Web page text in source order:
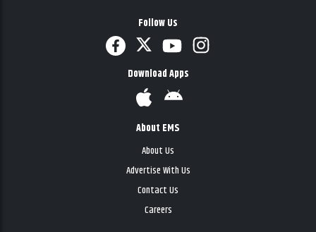
Follow Us
Download Apps
About EMS
About Us
Advertise With Us
Contact Us
Careers